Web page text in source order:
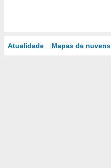
Atualidade Mapas de nuvens